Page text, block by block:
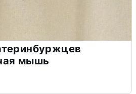
мышь